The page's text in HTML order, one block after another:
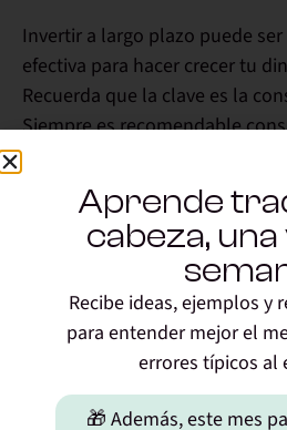
Invertir a largo plazo puede
efectiva para hacer crecer tu
Recuerda que la clave es la
Siempre es recomendable
importantes.
Elegir valores
largo plazo
¿En qué fijarse para elegir los
Realizar unbuen análisis
Aprende
cabeza,
Recibe ideas, ejemplos y
para entender mejor el
errores típicos al
🎁 Además, este mes